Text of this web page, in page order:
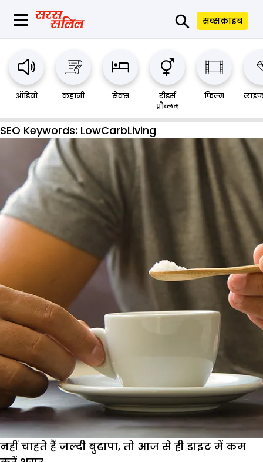
⚲ सब्सक्राइब
ऑडियो कहानी सेक्स
रीडर्स
प्रौब्लम
फिल्म
SEO Keywords: LowCarbLiving
नहीं चाहते हैं जल्दी बुढापा, तो आज से ही डाइट में कम